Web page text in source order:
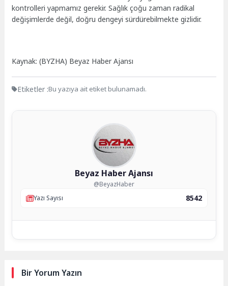
kontrolleri yapmamız gerekir. Sağlık çoğu zaman radikal
değişimlerde değil, doğru dengeyi sürdürebilmekte gizlidir.
Kaynak: (BYZHA) Beyaz Haber Ajansı
Etiketler :Bu yazıya ait etiket bulunamadı.
Beyaz Haber Ajansı
@BeyazHaber
Yazı Sayısı
8542
Bir Yorum Yazın